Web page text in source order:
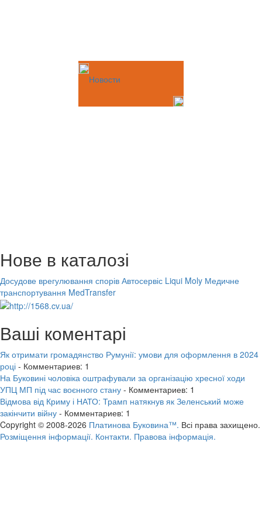
Новости
Нове в каталозі
Досудове врегулювання спорів Автосервіс Liqui Moly Медичне
транспортування MedTransfer
Ваші коментарі
Як отримати громадянство Румунії: умови для оформлення в 2024
році - Комментариев: 1
На Буковині чоловіка оштрафували за організацію хресної ходи
УПЦ МП під час воєнного стану - Комментариев: 1
Відмова від Криму і НАТО: Трамп натякнув як Зеленський може
закінчити війну - Комментариев: 1
Copyright © 2008-2026 Платинова Буковина™. Всі права захищено.
Розміщення інформації. Контакти. Правова інформація.